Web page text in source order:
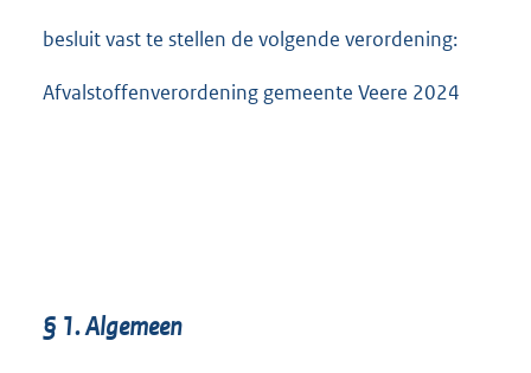
besluit vast te stellen de volgende verordening:
Afvalstoffenverordening gemeente Veere 2024
§ 1.Algemeen